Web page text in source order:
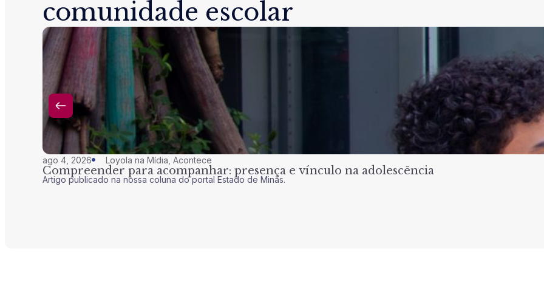
comunidade escolar
ago 4, 2026 Loyola na Mídia Acontece
Compreender para acompanhar: presença e vínculo na adolescência
Artigo publicado na nossa coluna do portal Estado de Minas.